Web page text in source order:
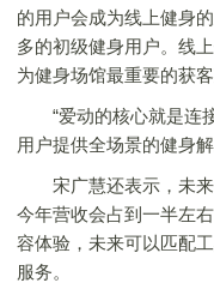
的用户会成为线上健身
多的初级健身用户。线
为健身场馆最重要的获客
“爱动的核心就是连接
用户提供全场景的健身
宋广慧还表示，未来
今年营收会占到一半左
容体验，未来可以匹配
服务。